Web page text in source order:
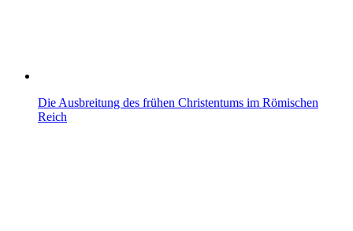
Die Ausbreitung des frühen Christentums im Römischen
Reich